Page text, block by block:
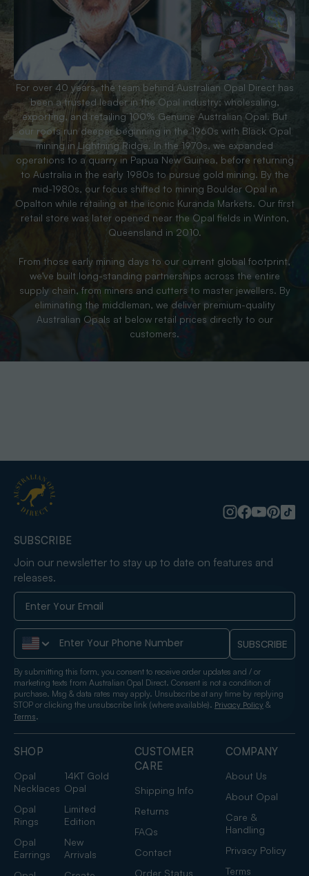
For over 40 years, the team behind Australian Opal Direct has
been a trusted leader in the Opal industry; wholesaling,
exporting, and retailing 100% Genuine Australian Opal. But
our roots run deeper beginning in the 1960s with Black Opal
mining in Lightning Ridge. In the 1970s, we expanded
operations to a quarry in Papua New Guinea, before returning
to Australia in the early 1980s to pursue gold mining. By the
mid-1980s, our focus shifted to mining Boulder Opal in
Opalton while retailing at the iconic Kuranda Markets. Our first
retail store was later opened near the Opal fields in Winton,
Queensland in 2010.
From those early mining days to our current global footprint,
we’ve built long-standing partnerships across the entire
supply chain, from miners and cutters to master jewellers. By
eliminating the middleman, we deliver premium-quality
Australian Opals at below retail prices directly to our
customers.
SHOP
Opal
Necklaces
14KT Gold
Opal
Opal
Rings
Limited
Edition
Opal
Earrings
New
Arrivals
CUSTOMER
CARE
Shipping Info
Returns
FAQs
Contact
Order Status
COMPANY
About Us
About Opal
Care &
Handling
Privacy Policy
Terms
SUBSCRIBE
Join our newsletter to stay up to date on features and
releases.
Phone Number SUBSCRIBE
By submitting this form, you consent to receive order updates and / or
marketing texts from Australian Opal Direct. Consent is not a condition of
purchase. Msg & data rates may apply. Unsubscribe at any time by replying
STOP or clicking the unsubscribe link (where available). Privacy Policy &
Terms.